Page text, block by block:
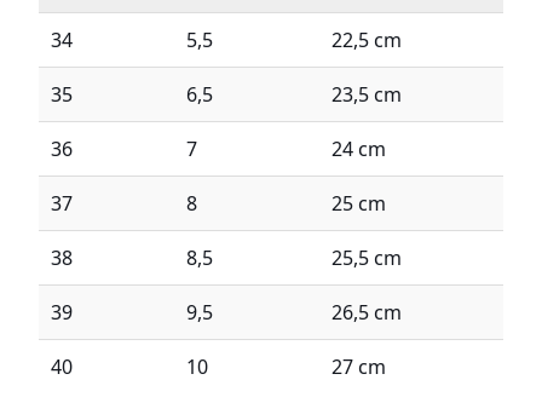
34 5,5 22,5 cm
35 6,5 23,5 cm
36 7 24 cm
37 8 25 cm
38 8,5 25,5 cm
39 9,5 26,5 cm
40 10 27 cm